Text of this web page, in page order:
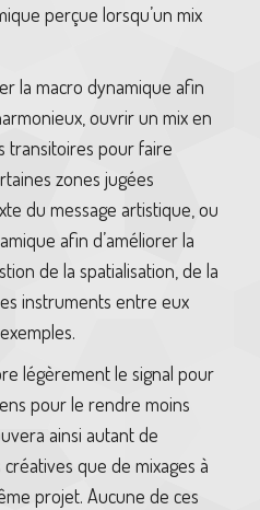
perçue lorsqu’un mix
la macro dynamique afin
ouvrir un mix en
transitoires pour faire
zones jugées
du message artistique, ou
afin d’améliorer la
de la spatialisation, de la
instruments entre eux
légèrement le signal pour
pour le rendre moins
ainsi autant de
que de mixages à
projet. Aucune de ces